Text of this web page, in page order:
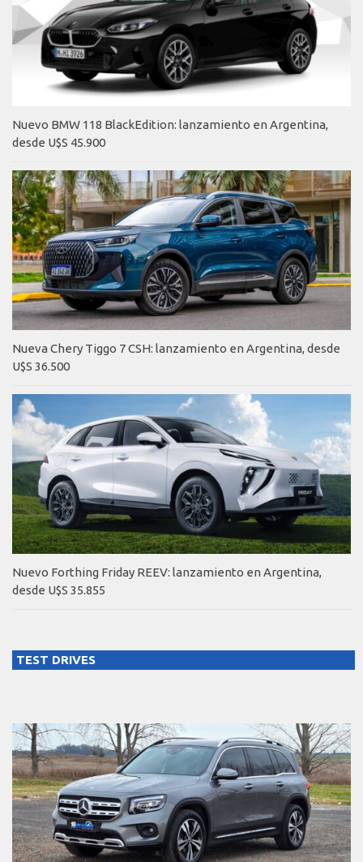
Nuevo BMW 118 BlackEdition: lanzamiento en Argentina,
desde U$S 45.900
Nueva Chery Tiggo 7 CSH: lanzamiento en Argentina, desde
U$S 36.500
Nuevo Forthing Friday REEV: lanzamiento en Argentina,
desde U$S 35.855
TEST DRIVES